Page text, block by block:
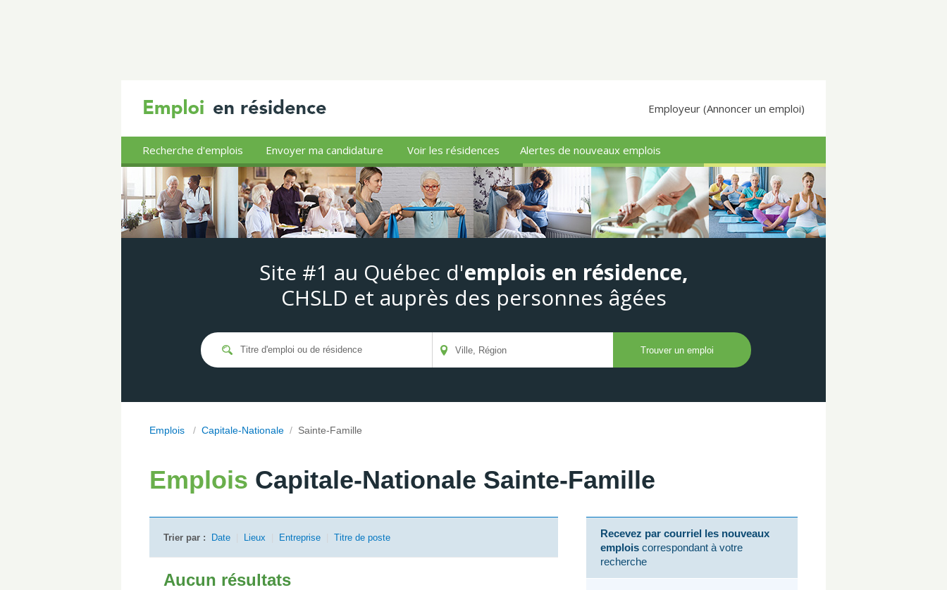
Employeur (Annoncer un emploi)
Recherche d'emplois Envoyer ma candidature Voir les résidences Alertes de nouveaux emplois
Site #1 au Québec d'emplois en résidence,
CHSLD et auprès des personnes âgées
Emplois / Capitale-Nationale / Sainte-Famille
Emplois Capitale-Nationale Sainte-Famille
Trier par : Date Lieux Entreprise Titre de poste
Aucun résultats
Recevez par courriel les nouveaux
emplois correspondant à votre
recherche